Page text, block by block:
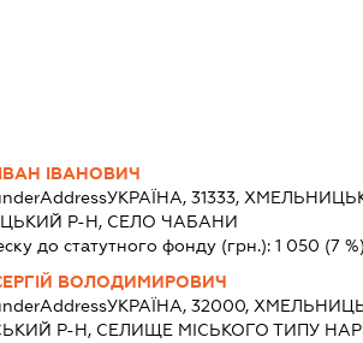
ІВАНОВИЧ
УКРАЇНА, 31333,
Р-Н, СЕЛО ЧАБАНИ
до статутного фонду (грн.):1 050 (7 %)
ВОЛОДИМИРОВИЧ
УКРАЇНА, 32000,
Р-Н, СЕЛИЩЕ МІСЬКОГО ТИПУ